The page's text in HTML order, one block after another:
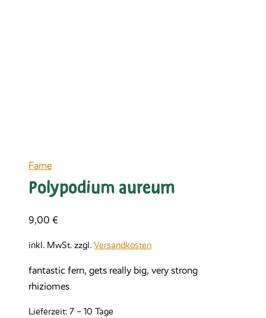
Farne
Polypodium aureum
9,00 €
inkl. MwSt. zzgl. Versandkosten
fantastic fern, gets really big, very strong
rhiziomes
Lieferzeit: 7 – 10 Tage